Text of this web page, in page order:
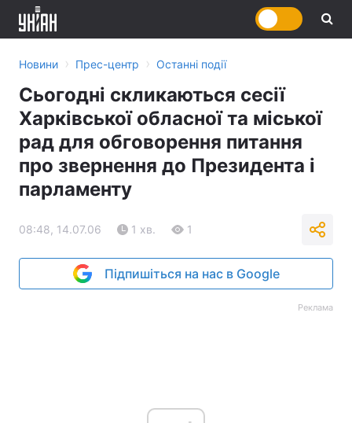
Новини › Прес-центр › Останні події
Сьогодні скликаються сесії
Харківської обласної та міської
рад для обговорення питання
про звернення до Президента і
парламенту
08:48, 14.07.06 1 хв. 1
Підпишіться на нас в Google
Реклама